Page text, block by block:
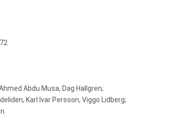
Abdu Musa, Dag Hallgren;
Karl Ivar Persson, Viggo Lidberg;